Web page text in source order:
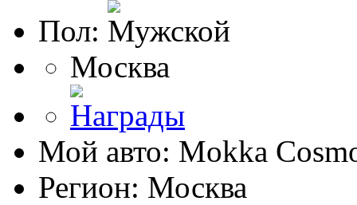
Пол:
Москва
Мой авто: Mokka
Регион: Москва